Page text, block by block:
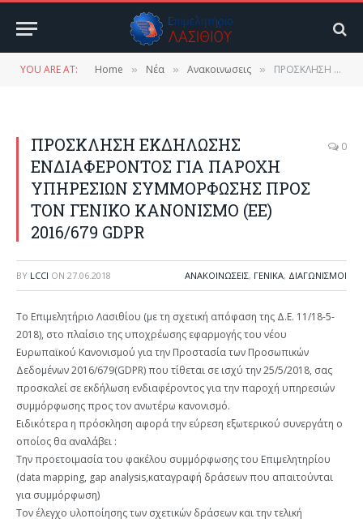
YOU ARE AT: Home » Νέα » Ανακοινωσεις » ΠΡΟΣΚΛΗΣΗ ΕΚΔΗΛΩΣΗΣ ΕΝΔΙΑΦΕΡΟΝΤΟΣ ΓΙΑ ΠΑΡΟΧΗ ΥΠΗΡΕΣΙΩΝ ΣΥΜΜΟΡΦΩΣΗΣ ΠΡΟΣ ΤΟΝ ΓΕΝΙΚΟ ΚΑΝΟΝΙΣΜΟ (ΕΕ) 2016/679 GDPR
ΠΡΟΣΚΛΗΣΗ ΕΚΔΗΛΩΣΗΣ
ΕΝΔΙΑΦΕΡΟΝΤΟΣ ΓΙΑ ΠΑΡΟΧΗ
ΥΠΗΡΕΣΙΩΝ ΣΥΜΜΟΡΦΩΣΗΣ ΠΡΟΣ
ΤΟΝ ΓΕΝΙΚΟ ΚΑΝΟΝΙΣΜΟ (ΕΕ)
2016/679 GDPR
0
BY LCCI ON 27.06.2018 ΑΝΑΚΟΙΝΩΣΕΙΣ, ΓΕΝΙΚΑ, ΔΙΑΓΩΝΙΣΜΟΙ
Το Επιμελητήριο Λασιθίου (με τη σχετική απόφαση της Δ.Ε. 11/18-5-
2018), στο πλαίσιο της υποχρέωσης εφαρμογής του νέου
Ευρωπαϊκού Κανονισμού για την Προστασία των Προσωπικών
Δεδομένων 2016/679(GDPR) που τίθεται σε ισχύ την 25/5/2018, σας
προσκαλεί σε εκδήλωση ενδιαφέροντος για την παροχή υπηρεσιών
συμμόρφωσης προς τον ανωτέρω κανονισμό.
Ειδικότερα η πρόσκληση αφορά την εύρεση εξωτερικού συνεργάτη ο
οποίος θα αναλάβει :
Την προετοιμασία του φακέλου συμμόρφωσης του Επιμελητηρίου
(data mapping, gap analysis,καταγραφή δράσεων που απαιτούνται
για συμμόρφωση)
Τον έλεγχο υλοποίησης των σχετικών δράσεων και την τελική